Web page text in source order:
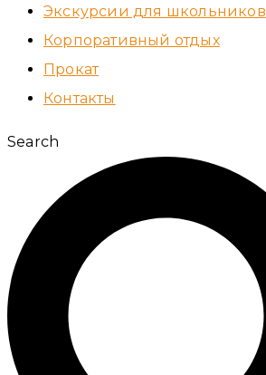
Экскурсии для школьников
Корпоративный отдых
Прокат
Контакты
Search